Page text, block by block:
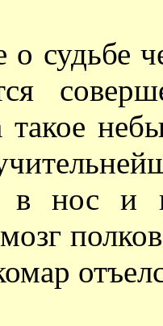
о судьбе
такое
в нос и